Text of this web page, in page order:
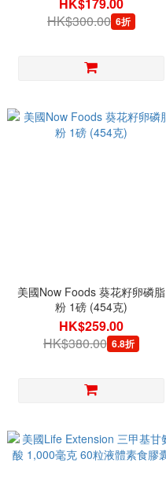
HK$179.00
HK$300.00 6折
美國Now Foods 葵花籽卵磷脂
粉 1磅 (454克)
HK$259.00
HK$380.00 6.8折